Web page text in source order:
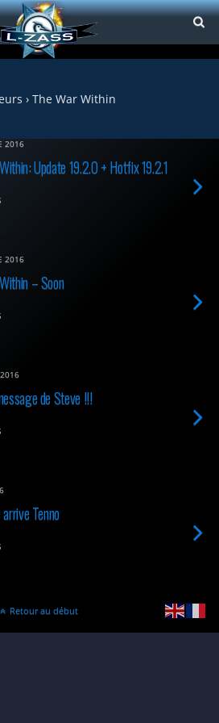
› The War Within
2016
Update 19.2.0 + Hotfix 19.2.1
2016
– Soon
de Steve !!!
Tenno
Retour au début